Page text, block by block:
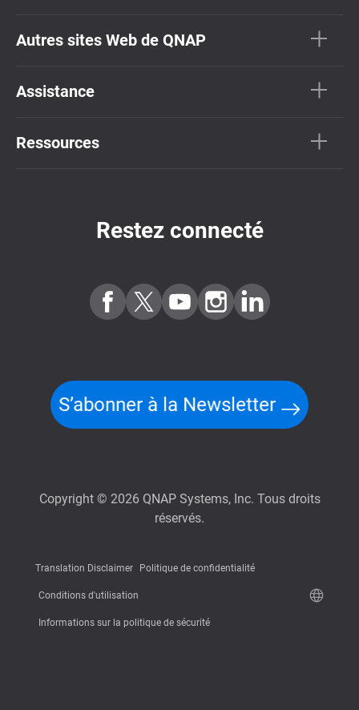
Autres sites Web de QNAP
Assistance
Ressources
Restez connecté
S’abonner à la Newsletter
Copyright © 2026 QNAP Systems, Inc. Tous droits
réservés.
Translation Disclaimer Politique de confidentialité
Conditions d'utilisation
Informations sur la politique de sécurité